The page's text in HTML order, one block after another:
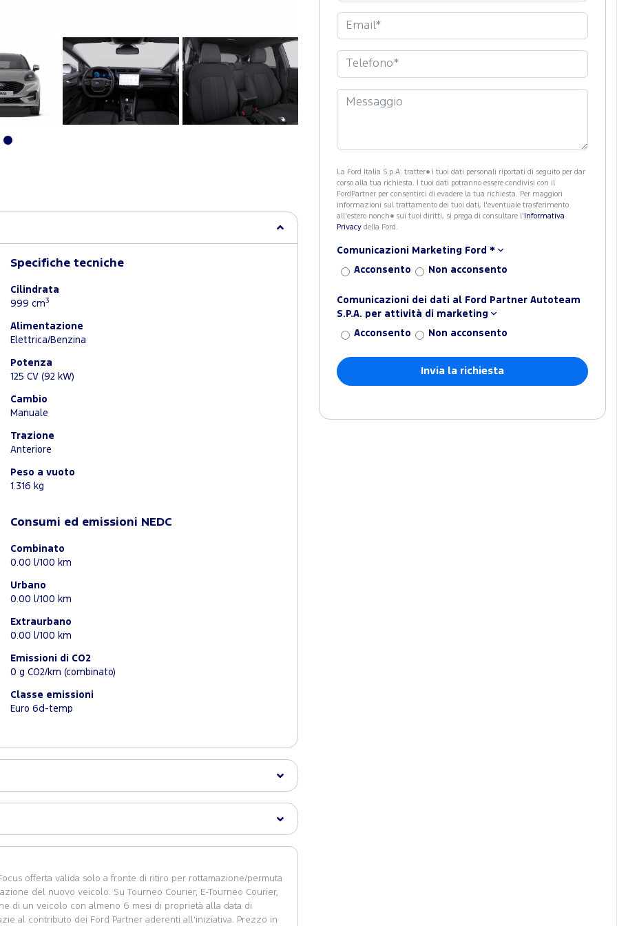
Specifiche tecniche
Cilindrata
999 cm3
Alimentazione
Elettrica/Benzina
Potenza
125 CV (92 kW)
Cambio
Manuale
Trazione
Anteriore
Peso a vuoto
1.316 kg
Consumi ed emissioni NEDC
Combinato
0.00 l/100 km
Urbano
0.00 l/100 km
Extraurbano
0.00 l/100 km
Emissioni di CO2
0 g CO2/km (combinato)
Classe emissioni
Euro 6d-temp
offerta valida solo a fronte di ritiro per rottamazione/permuta
del nuovo veicolo. Su Tourneo Courier, E-Tourneo Courier,
di un veicolo con almeno 6 mesi di proprietà alla data di
al contributo dei Ford Partner aderenti all’iniziativa. Prezzo in
La Ford Italia S.p.A. tratter� i tuoi dati personali riportati di seguito per dar
corso alla tua richiesta. I tuoi dati potranno essere condivisi con il
FordPartner per consentirci di evadere la tua richiesta. Per maggiori
informazioni sul trattamento dei tuoi dati, l'eventuale trasferimento
all'estero nonch� sui tuoi diritti, si prega di consultare l' Informativa
Privacydella Ford.
Comunicazioni Marketing Ford *
Acconsento Non acconsento
Comunicazioni dei dati al Ford Partner Autoteam
S.P.A. per attività di marketing
Acconsento Non acconsento